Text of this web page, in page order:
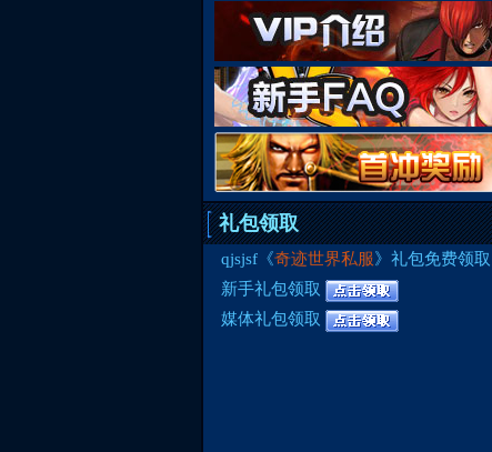
礼包领取
qjsjsf《奇迹世界私服》礼包免费领取
新手礼包领取
媒体礼包领取